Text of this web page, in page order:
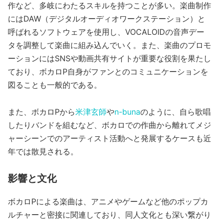
作など、多岐にわたるスキルを持つことが多い。楽曲制作
にはDAW（デジタルオーディオワークステーション）と
呼ばれるソフトウェアを使用し、VOCALOIDの音声デー
タを調整して楽曲に組み込んでいく。また、楽曲のプロモ
ーションにはSNSや動画共有サイトが重要な役割を果たし
ており、ボカロP自身がファンとのコミュニケーションを
図ることも一般的である。
また、ボカロPから米津玄師やn-bunaのように、自ら歌唱
したりバンドを組むなど、ボカロでの作曲から離れてメジ
ャーシーンでのアーティスト活動へと発展するケースも近
年では散見される。
影響と文化
ボカロPによる楽曲は、アニメやゲームなど他のポップカ
ルチャーと密接に関連しており、同人文化とも深い繋がり